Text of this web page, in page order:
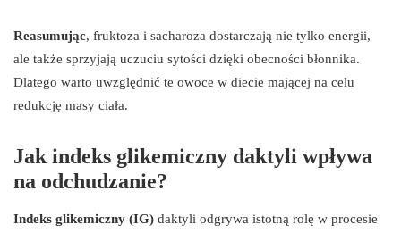
Reasumując, fruktoza i sacharoza dostarczają nie tylko energii,
ale także sprzyjają uczuciu sytości dzięki obecności błonnika.
Dlatego warto uwzględnić te owoce w diecie mającej na celu
redukcję masy ciała.
Jak indeks glikemiczny daktyli wpływa
na odchudzanie?
Indeks glikemiczny (IG) daktyli odgrywa istotną rolę w procesie